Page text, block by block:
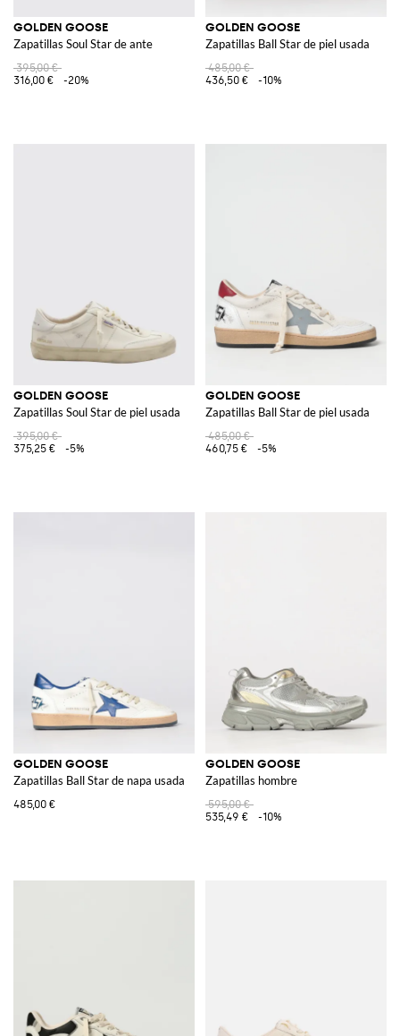
GOLDEN GOOSE
Zapatillas Soul Star de ante
395,00 €
316,00 €
-20%
GOLDEN GOOSE
Zapatillas Ball Star de piel usada
485,00 €
436,50 €
-10%
GOLDEN GOOSE
Zapatillas Soul Star de piel usada
395,00 €
375,25 €
-5%
GOLDEN GOOSE
Zapatillas Ball Star de piel usada
485,00 €
460,75 €
-5%
GOLDEN GOOSE
Zapatillas Ball Star de napa usada
485,00 €
GOLDEN GOOSE
Zapatillas hombre
595,00 €
535,49 €
-10%